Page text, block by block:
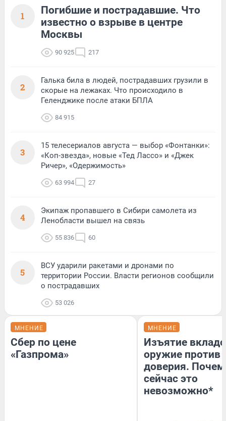
1
Погибшие и пострадавшие. Что
известно о взрыве в центре
Москвы
90 925 217
2
Галька била в людей, пострадавших грузили в
скорые на лежаках. Что происходило в
Геленджике после атаки БПЛА
84 915
3
15 телесериалов августа — выбор «Фонтанки»:
«Коп-звезда», новые «Тед Лассо» и «Джек
Ричер», «Одержимость»
63 994 27
4
Экипаж пропавшего в Сибири самолета из
Ленобласти вышел на связь
55 836 60
5
ВСУ ударили ракетами и дронами по
территории России. Власти регионов сообщили
о пострадавших
53 026
МНЕНИЕ
Сбер по цене
«Газпрома»
МНЕНИЕ
Изъятие
оружие против
доверия.
сейчас это
невозможно*